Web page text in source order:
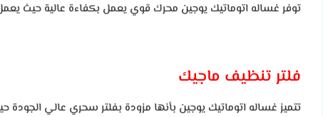
توفر غساله اتوماتيك يوجين محرك قوي يعمل بكفاءة عالية حيث
فلتر تنظيف ماجيك
تتميز غساله اتوماتيك يوجين بأنها مزودة بفلتر سحري عالي